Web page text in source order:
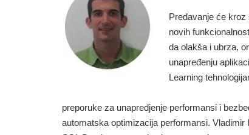
Predavanje će
novih
da olakša i ubrza,
unapređenju
Learning
preporuke za unapredjenje performansi i
automatska optimizacija performansi.